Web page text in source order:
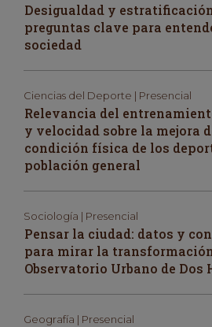
Desigualdad y
preguntas clave para
sociedad
Ciencias del Deporte | Presencial
Relevancia del
y velocidad sobre la mejora
condición física de los
población general
Sociología | Presencial
Pensar la ciudad: datos y
para mirar la
Observatorio Urbano de Dos
Geografía | Presencial